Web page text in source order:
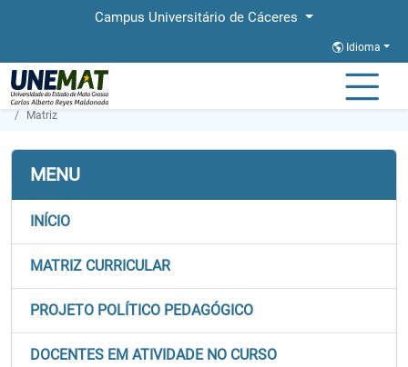
Campus Universitário de Cáceres
Idioma
Página Inicial
Matemática
Matriz
MENU
INÍCIO
MATRIZ CURRICULAR
PROJETO POLÍTICO PEDAGÓGICO
DOCENTES EM ATIVIDADE NO CURSO